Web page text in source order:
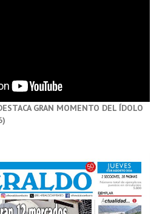
GRAN MOMENTO DEL ÍDOLO